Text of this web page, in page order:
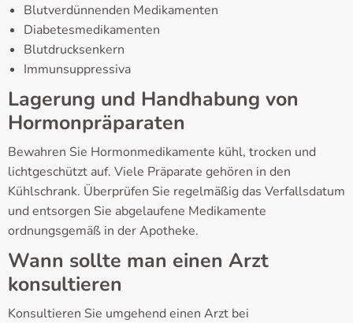
Blutverdünnenden Medikamenten
Diabetesmedikamenten
Blutdrucksenkern
Immunsuppressiva
Lagerung und Handhabung von
Hormonpräparaten
Bewahren Sie Hormonmedikamente kühl, trocken und
lichtgeschützt auf. Viele Präparate gehören in den
Kühlschrank. Überprüfen Sie regelmäßig das Verfallsdatum
und entsorgen Sie abgelaufene Medikamente
ordnungsgemäß in der Apotheke.
Wann sollte man einen Arzt
konsultieren
Konsultieren Sie umgehend einen Arzt bei